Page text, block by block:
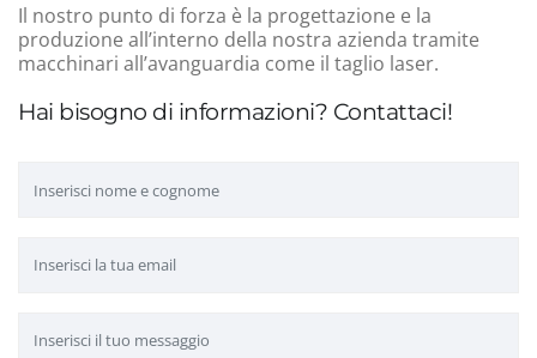
Hai bisogno di informazioni? Contattaci!
Il nostro punto di forza è la progettazione e la
produzione all’interno della nostra azienda tramite
macchinari all’avanguardia come il taglio laser.